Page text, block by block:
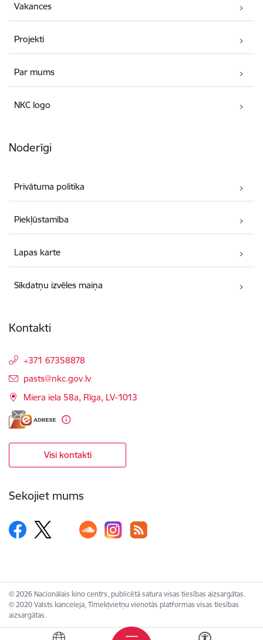
Vakances
Projekti
Par mums
NKC logo
Noderīgi
Privātuma politika
Piekļūstamība
Lapas karte
Sīkdatņu izvēles maiņa
Kontakti
+371 67358878
E-pasts:
pasts@nkc.gov.lv
Miera iela 58a, Rīga, LV-1013
Visi kontakti
Sekojiet mums
© 2026 Nacionālais kino centrs, publicētā satura visas tiesības aizsargātas.
© 2020 Valsts kanceleja, Tīmekļvietņu vienotās platformas visas tiesības
aizsargātas.